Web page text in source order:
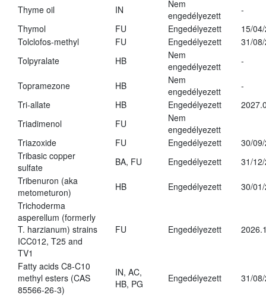
Thyme oil IN
Nem
engedélyezett
-
Thymol
FU Engedélyezett
15/
Tolclofos-methyl
FU Engedélyezett
31/
Tolpyralate
HB
Nem
engedélyezett
-
Topramezone HB
Nem
engedélyezett
-
Tri-allate
HB Engedélyezett
Triadimenol
FU
Nem
engedélyezett
Triazoxide
FU Engedélyezett
30/
Tribasic copper
sulfate
BA, FU Engedélyezett
31/
Tribenuron (aka
metometuron)
HB Engedélyezett
30/
Trichoderma
asperellum (formerly
T. harzianum) strains
ICC012, T25 and
TV1
FU Engedélyezett
Fatty acids C8-C10
methyl esters (CAS
85566-26-3)
IN, AC,
HB, PG
Engedélyezett 31/